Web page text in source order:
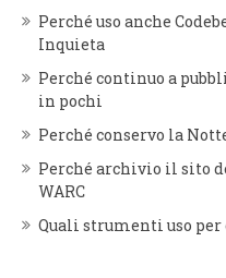
Perché uso anche
Inquieta
Perché continuo a
in pochi
Perché conservo la
Perché archivio il sito
WARC
Quali strumenti uso